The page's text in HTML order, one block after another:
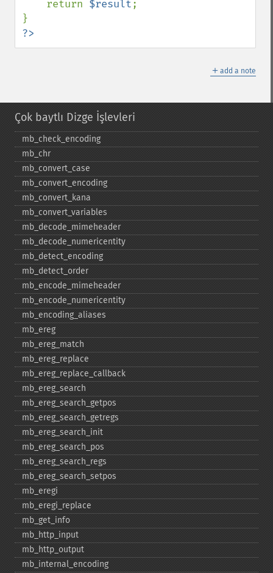
    return
$result;
?>
＋ add a note
Çok baytlı Dizge İşlevleri
mb_​check_​encoding
mb_​chr
mb_​convert_​case
mb_​convert_​encoding
mb_​convert_​kana
mb_​convert_​variables
mb_​decode_​mimeheader
mb_​decode_​numericentity
mb_​detect_​encoding
mb_​detect_​order
mb_​encode_​mimeheader
mb_​encode_​numericentity
mb_​encoding_​aliases
mb_​ereg
mb_​ereg_​match
mb_​ereg_​replace
mb_​ereg_​replace_​callback
mb_​ereg_​search
mb_​ereg_​search_​getpos
mb_​ereg_​search_​getregs
mb_​ereg_​search_​init
mb_​ereg_​search_​pos
mb_​ereg_​search_​regs
mb_​ereg_​search_​setpos
mb_​eregi
mb_​eregi_​replace
mb_​get_​info
mb_​http_​input
mb_​http_​output
mb_​internal_​encoding